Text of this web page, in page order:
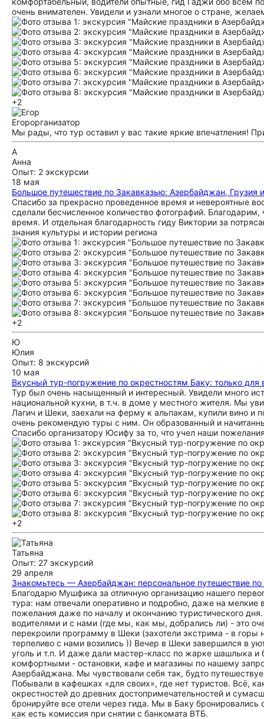
очень внимателен. Увидели и узнали многое о стране,
+2
Егорорганизатор
Мы рады, что тур оставил у вас такие яркие впечатления!
А
Анна
Опыт: 2 экскурсии
18 мая
Большое путешествие по Закавказью: Азербайджан, Грузия
Спасибо за прекрасно проведенное время и невероятные
сделали бесчисленное количество фотографий.
время. И отдельная благодарность гиду Виктории за
знания культуры и истории региона
+2
Ю
Юлия
Опыт: 8 экскурсий
10 мая
Вкусный тур-погружение по окрестностям Баку: только для
Тур был очень насыщенный и интересный. Увидели много
национальной кухни, в т.ч. в доме у местного жителя. Мы
Лагич и Шеки, заехали на ферму к альпакам, купили вино и
очень рекомендую туры с ним. Он образованный и
Спасибо организатору Юсифу за то, что учел наши
+2
Татьяна
Опыт: 27 экскурсий
29 апреля
Знакомьтесь — Азербайджан: персональное путешествие
Благодарю Мушфика за отличную организацию нашего
тура: нам отвечали оперативно и подробно, даже на
пожелания даже по началу и окончанию туристического
водителями и с нами (где мы, как мы, добрались ли) - это
перекроили программу в Шеки (захотели экстрима - в
терпеливо с нами возились )) Вечер в Шеки завершился в
уголь и т.п. И даже дали мастер-класс по жарке шашлыка
комфортными - остановки, кафе и магазины по нашему
Азербайджана. Мы чувствовали себя так, будто
Побывали в кафешках «для своих», где нет туристов. Всё,
окрестностей до древних достопримечательностей и
бронируйте все отели через гида. Мы в Баку
как есть комиссия при снятии с банкомата ВТБ.